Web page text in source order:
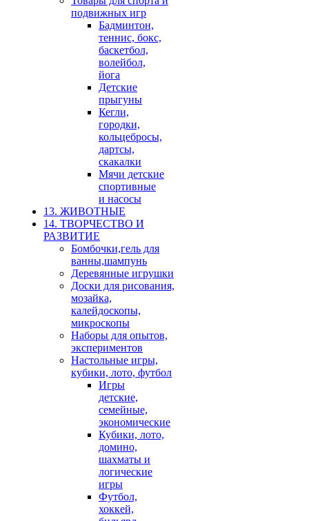
подвижных игр
Бадминтон,
теннис, бокс,
баскетбол,
волейбол,
йога
Детские
прыгуны
Кегли,
городки,
кольцебросы,
дартсы,
скакалки
Мячи детские
спортивные
и насосы
13. ЖИВОТНЫЕ
14. ТВОРЧЕСТВО И
РАЗВИТИЕ
Бомбочки,гель для
ванны,шампунь
Деревянные игрушки
Доски для рисования,
мозайка,
калейдоскопы,
микроскопы
Наборы для опытов,
экспериментов
Настольные игры,
кубики, лото, футбол
Игры
детские,
семейные,
экономические
Кубики, лото,
домино,
шахматы и
логические
игры
Футбол,
хоккей,